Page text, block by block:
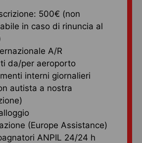
500€ (non
in caso di rinuncia al
A/R
da/per aeroporto
interni giornalieri
autista a nostra
(Europe Assistance)
ANPIL 24/24 h